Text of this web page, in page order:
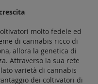
molto fedele ed
di cannabis ricco di
allora la genetica di
Attraverso la sua rete
varietà di cannabis
dei coltivatori di